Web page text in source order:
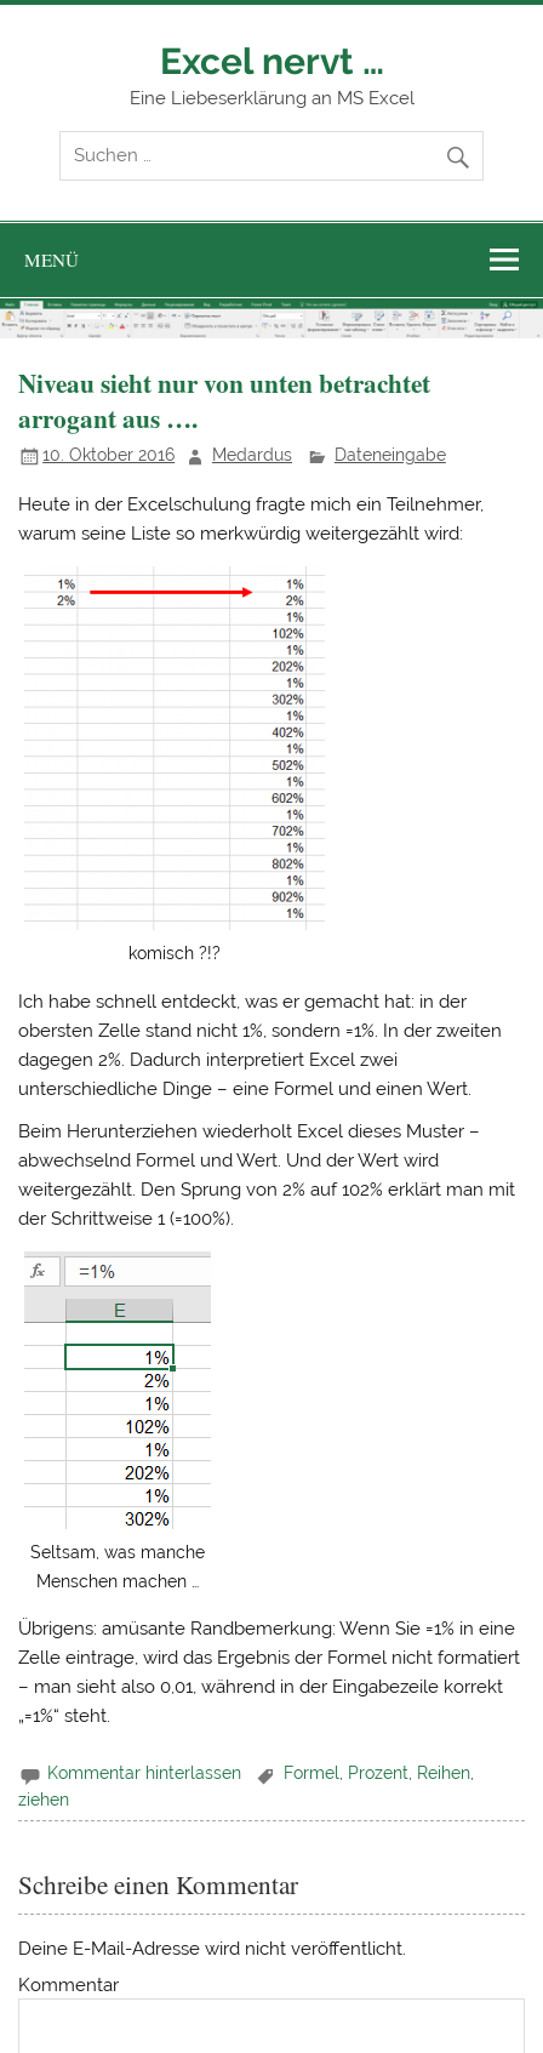
Zum
Excel nervt …
Eine Liebeserklärung an MS Excel
MENÜ
Niveau sieht nur von unten betrachtet
arrogant aus ….
10. Oktober 2016 Medardus Dateneingabe
Heute in der Excelschulung fragte mich ein Teilnehmer,
warum seine Liste so merkwürdig weitergezählt wird:
komisch ?!?
Ich habe schnell entdeckt, was er gemacht hat: in der
obersten Zelle stand nicht 1%, sondern =1%. In der zweiten
dagegen 2%. Dadurch interpretiert Excel zwei
unterschiedliche Dinge – eine Formel und einen Wert.
Beim Herunterziehen wiederholt Excel dieses Muster –
abwechselnd Formel und Wert. Und der Wert wird
weitergezählt. Den Sprung von 2% auf 102% erklärt man mit
der Schrittweise 1 (=100%).
Seltsam, was manche
Menschen machen …
Übrigens: amüsante Randbemerkung: Wenn Sie =1% in eine
Zelle eintrage, wird das Ergebnis der Formel nicht formatiert
– man sieht also 0,01, während in der Eingabezeile korrekt
„=1%“ steht.
Kommentar hinterlassen Formel, Prozent, Reihen,
ziehen
Schreibe einen Kommentar
Deine E-Mail-Adresse wird nicht veröffentlicht.
Kommentar